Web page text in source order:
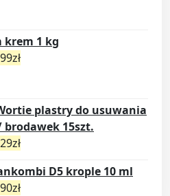
krem 1 kg
zł
plastry do usuwania
15szt.
zł
D5 krople 10 ml
zł